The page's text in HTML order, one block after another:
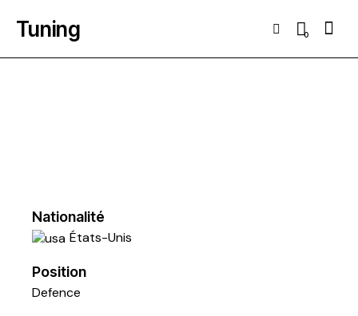
Tuning 0
Nationalité
États-Unis
Position
Defence